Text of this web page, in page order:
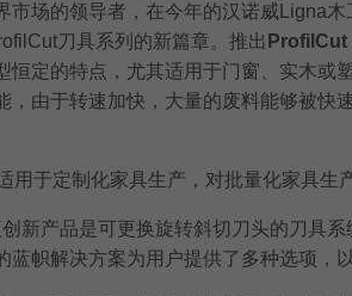
市场的领导者，在今年的汉诺威Ligna
刀具系列的新篇章。推出
恒定的特点，尤其适用于门窗、实木
，由于转速加快，大量的废料能够被
用于定制化家具生产，对批量化家具生
新产品是可更换旋转斜切刀头的刀具
蓝帜解决方案为用户提供了多种选项，